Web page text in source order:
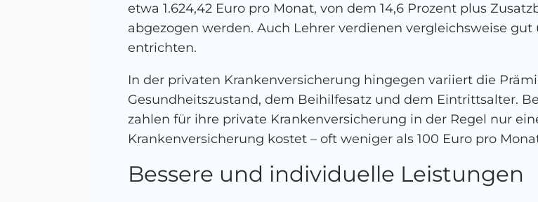
etwa 1.624,42 Euro pro Monat, von dem 14,6 Prozent plus
abgezogen werden. Auch Lehrer verdienen vergleichsweise
entrichten.
In der privaten Krankenversicherung hingegen variiert die
Gesundheitszustand, dem Beihilfesatz und dem Eintrittsalter.
zahlen für ihre private Krankenversicherung in der Regel nur
Krankenversicherung kostet – oft weniger als 100 Euro pro
Bessere und individuelle Leistungen